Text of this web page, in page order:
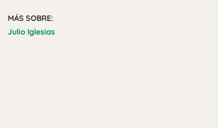
MÁS SOBRE:
Julio Iglesias